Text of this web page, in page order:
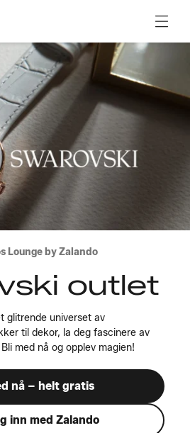
Lounge by Zalando
outlet
glitrende universet av
til dekor, la deg fascinere av
med nå og opplev magien!
nå – helt gratis
inn med Zalando